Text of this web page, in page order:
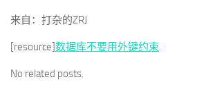
来自：打杂的ZRJ
[resource]数据库不要用外键约束
No related posts.